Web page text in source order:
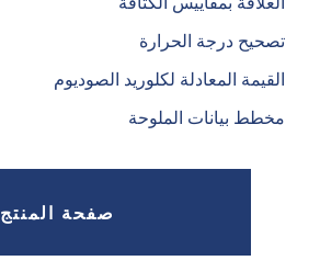
تصحيح درجة الحرارة
القيمة المعادلة لكلوريد الصوديوم
مخطط بيانات الملوحة
صفحة المنتج